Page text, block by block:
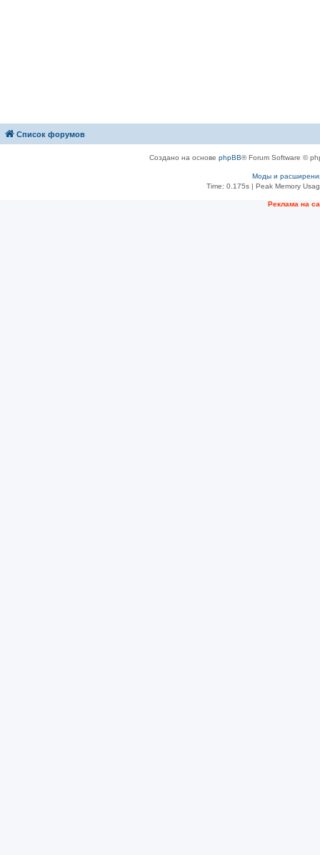
Список форумов
Создано на основе phpBB® Forum Software ©
Моды и
Time: 0.175s| Peak Memory
Рeклама на